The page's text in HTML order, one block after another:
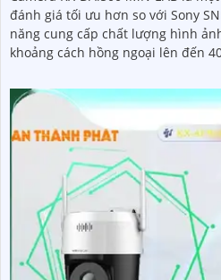
đánh giá tối ưu hơn so với Sony SNR1s. Camera này
năng cung cấp chất lượng hình
khoảng cách hồng ngoại lên đến